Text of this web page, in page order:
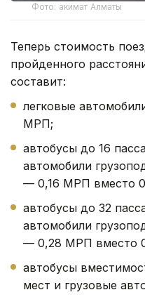
Фото: акимат Алматы
Теперь стоимость
пройденного
составит:
легковые
МРП;
автобусы до 16
автомобили
— 0,16 МРП вместо
автобусы до 32
автомобили
— 0,28 МРП вместо
автобусы
мест и грузовые